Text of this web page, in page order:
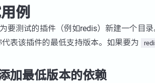
例
要测试的插件（例如redis）新建一个目录
表该插件的最低支持版本。如果要为
加最低版本的依赖